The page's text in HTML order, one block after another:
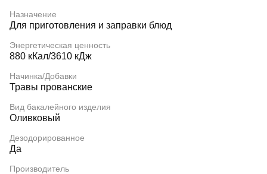
Назначение
Для приготовления и заправки блюд
Энергетическая ценность
880 кКaл/3610 кДж
Начинка/Добавки
Травы прованские
Вид бакалейного изделия
Оливковый
Дезодорированное
Да
Производитель